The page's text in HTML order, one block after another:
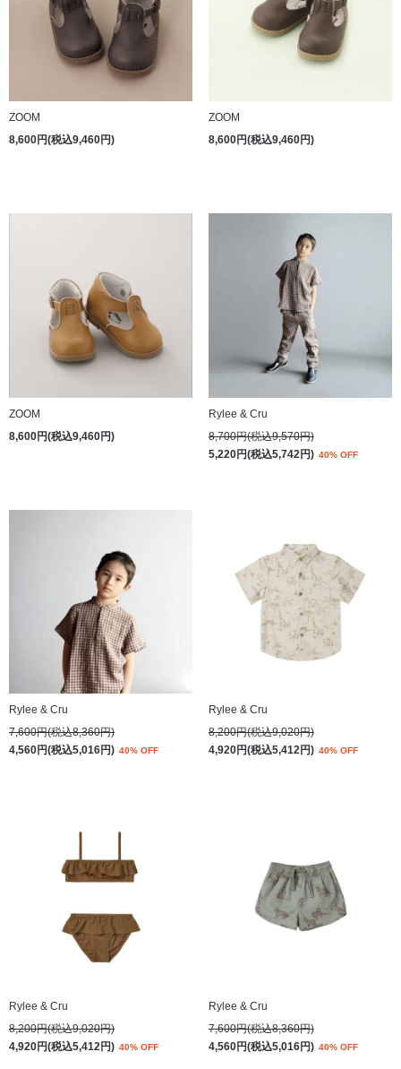
ZOOM
8,600円(税込9,460円)
ZOOM
8,600円(税込9,460円)
ZOOM
8,600円(税込9,460円)
Rylee & Cru
8,700円(税込9,570円)
5,220円(税込5,742円) 40% OFF
Rylee & Cru
7,600円(税込8,360円)
4,560円(税込5,016円) 40% OFF
Rylee & Cru
8,200円(税込9,020円)
4,920円(税込5,412円) 40% OFF
Rylee & Cru
8,200円(税込9,020円)
4,920円(税込5,412円) 40% OFF
Rylee & Cru
7,600円(税込8,360円)
4,560円(税込5,016円) 40% OFF